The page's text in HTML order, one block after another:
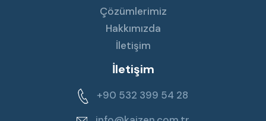
Çözümlerimiz
Hakkımızda
İletişim
İletişim
+90 532 399 54 28